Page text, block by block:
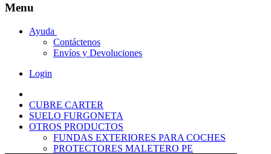
Menu
Ayuda
Contáctenos
Envíos y Devoluciones
Login
CUBRE CARTER
SUELO FURGONETA
OTROS PRODUCTOS
FUNDAS EXTERIORES PARA COCHES
PROTECTORES MALETERO PE